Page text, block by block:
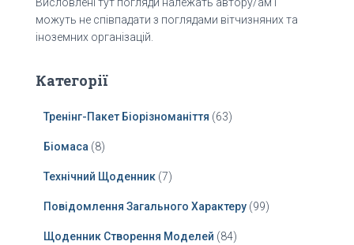
можуть не співпадати з поглядами вітчизняних та
іноземних організацій.
Категорії
Тренінг-Пакет Біорізноманіття (63)
Біомаса (8)
Технічний Щоденник (7)
Повідомлення Загального Характеру (99)
Щоденник Створення Моделей (84)